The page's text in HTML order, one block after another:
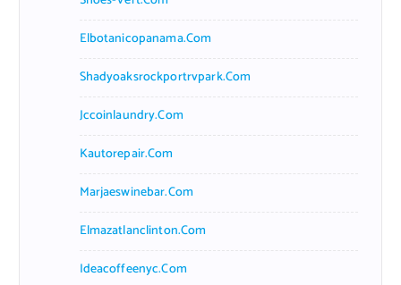
Elbotanicopanama.com
Shadyoaksrockportrvpark.com
Jccoinlaundry.com
Kautorepair.com
Marjaeswinebar.com
Elmazatlanclinton.com
Ideacoffeenyc.com